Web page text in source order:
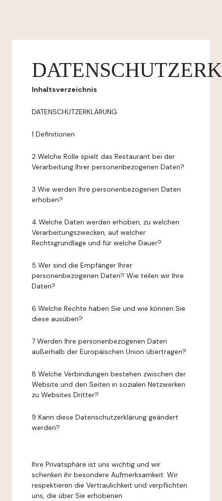
Inhaltsverzeichnis
DATENSCHUTZERKLÄRUNG
1 Definitionen
2 Welche Rolle spielt das Restaurant bei der
Verarbeitung Ihrer personenbezogenen Daten?
3 Wie werden Ihre personenbezogenen Daten
erhoben?
4 Welche Daten werden erhoben, zu welchen
Verarbeitungszwecken, auf welcher
Rechtsgrundlage und für welche Dauer?
5 Wer sind die Empfänger Ihrer
personenbezogenen Daten? Wie teilen wir Ihre
Daten?
6 Welche Rechte haben Sie und wie können Sie
diese ausüben?
7 Werden Ihre personenbezogenen Daten
außerhalb der Europäischen Union übertragen?
8 Welche Verbindungen bestehen zwischen der
Website und den Seiten in sozialen Netzwerken
zu Websites Dritter?
9 Kann diese Datenschutzerklärung geändert
werden?
Ihre Privatsphäre ist uns wichtig und wir
schenken ihr besondere Aufmerksamkeit. Wir
respektieren die Vertraulichkeit und verpflichten
uns, die über Sie erhobenen